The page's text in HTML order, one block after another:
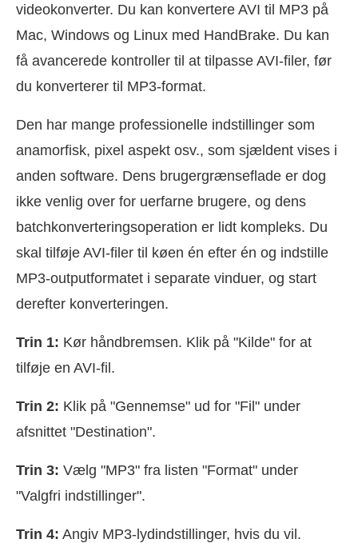
videokonverter. Du kan konvertere AVI til MP3 på
Mac, Windows og Linux med HandBrake. Du kan
få avancerede kontroller til at tilpasse AVI-filer, før
du konverterer til MP3-format.
Den har mange professionelle indstillinger som
anamorfisk, pixel aspekt osv., som sjældent vises i
anden software. Dens brugergrænseflade er dog
ikke venlig over for uerfarne brugere, og dens
batchkonverteringsoperation er lidt kompleks. Du
skal tilføje AVI-filer til køen én efter én og indstille
MP3-outputformatet i separate vinduer, og start
derefter konverteringen.
Trin 1: Kør håndbremsen. Klik på "Kilde" for at
tilføje en AVI-fil.
Trin 2: Klik på "Gennemse" ud for "Fil" under
afsnittet "Destination".
Trin 3: Vælg "MP3" fra listen "Format" under
"Valgfri indstillinger".
Trin 4: Angiv MP3-lydindstillinger, hvis du vil.